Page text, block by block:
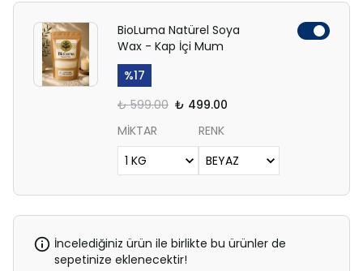
BioLuma Natürel Soya
Wax - Kap İçi Mum
%17
₺ 599.00 ₺ 499.00
MİKTAR
RENK
İncelediğiniz ürün ile birlikte bu ürünler de
sepetinize eklenecektir!